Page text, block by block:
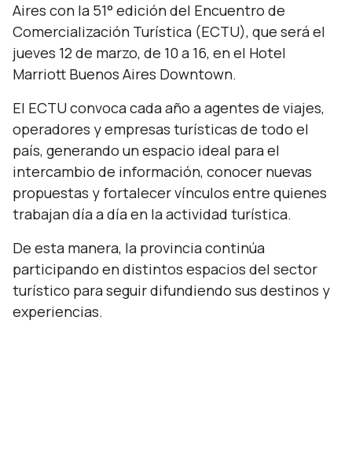
Aires con la 51° edición del Encuentro de
Comercialización Turística (ECTU), que será el
jueves 12 de marzo, de 10 a 16, en el Hotel
Marriott Buenos Aires Downtown.
El ECTU convoca cada año a agentes de viajes,
operadores y empresas turísticas de todo el
país, generando un espacio ideal para el
intercambio de información, conocer nuevas
propuestas y fortalecer vínculos entre quienes
trabajan día a día en la actividad turística.
De esta manera, la provincia continúa
participando en distintos espacios del sector
turístico para seguir difundiendo sus destinos y
experiencias.